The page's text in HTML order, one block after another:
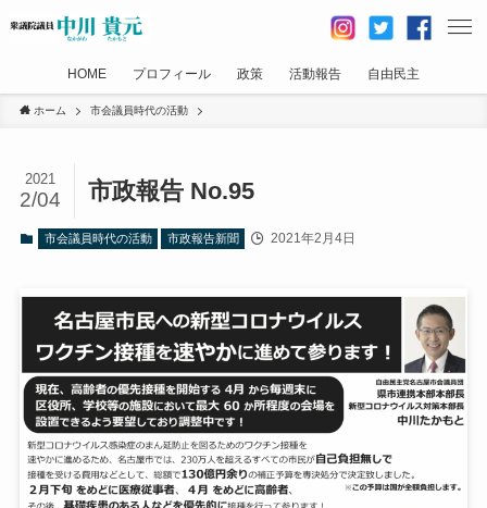
HOME プロフィール 政策 活動報告 自由民主
ホーム 市会議員時代の活動
市政報告 No.95
2021
2/04
市会議員時代の活動 市政報告新聞 2021年2月4日